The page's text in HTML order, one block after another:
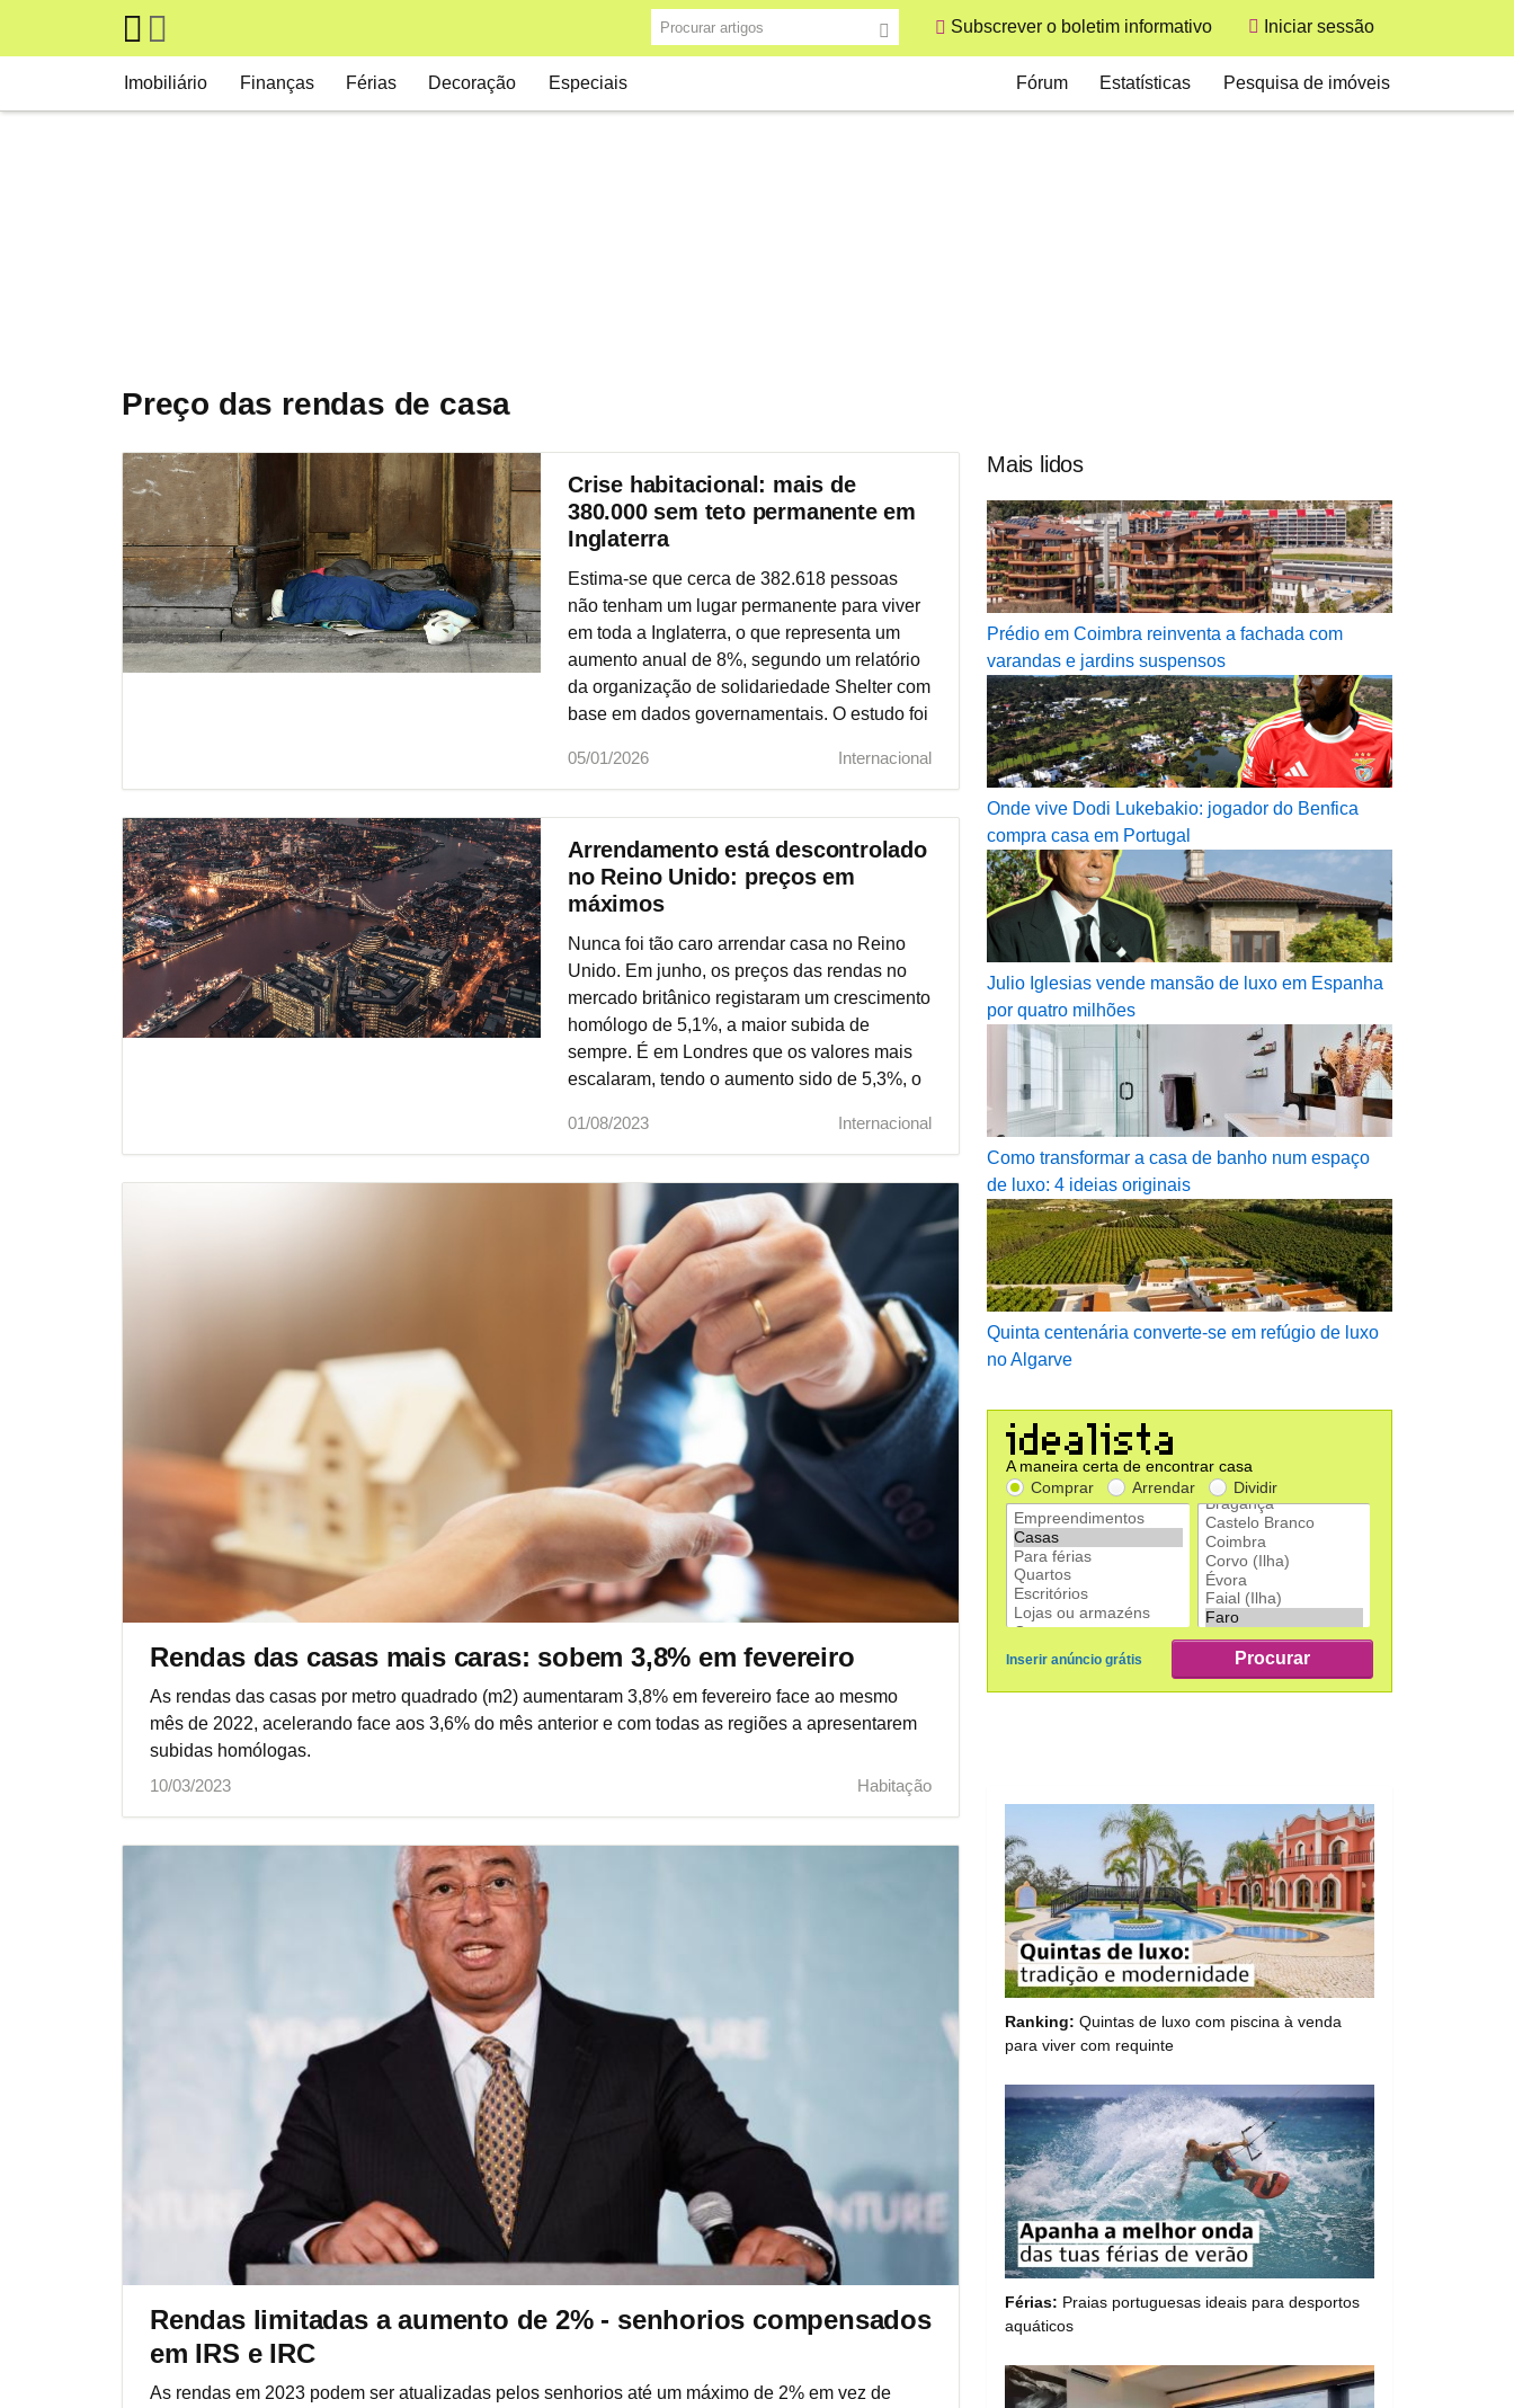
Skip to main content Procurar artigos Subscrever o boletim informativo Iniciar sessão
Main navigation
Imobiliário Finanças Férias Decoração Especiais
Secondary
Fórum Estatísticas Pesquisa de imóveis
Preço das rendas de casa
Crise habitacional: mais de
380.000 sem teto permanente em
Inglaterra
Estima-se que cerca de 382.618 pessoas
não tenham um lugar permanente para viver
em toda a Inglaterra, o que representa um
aumento anual de 8%, segundo um relatório
da organização de solidariedade Shelter com
base em dados governamentais. O estudo foi
anunciado um pacote de 3.500 milhões de
libras (3.985 milhões de euros à taxa de
câmbio atual) para combater os "sem-abrigo",
incluindo medidas para evitar que as
pessoas percam as suas casas.
05/01/2026 Internacional
Arrendamento está descontrolado
no Reino Unido: preços em
máximos
Nunca foi tão caro arrendar casa no Reino
Unido. Em junho, os preços das rendas no
mercado britânico registaram um crescimento
homólogo de 5,1%, a maior subida de
sempre. É em Londres que os valores mais
escalaram, tendo o aumento sido de 5,3%, o
setembro de 2012, segundo dados do Office
for National Statistics, o gabinete de
estatísticas britânico.
01/08/2023 Internacional
Rendas das casas mais caras: sobem 3,8% em fevereiro
As rendas das casas por metro quadrado (m2) aumentaram 3,8% em fevereiro face ao mesmo
mês de 2022, acelerando face aos 3,6% do mês anterior e com todas as regiões a apresentarem
subidas homólogas.
10/03/2023
Habitação
Rendas limitadas a aumento de 2% - senhorios compensados
em IRS e IRC
As rendas em 2023 podem ser atualizadas pelos senhorios até um máximo de 2% em vez de
Mais lidos
Prédio em Coimbra reinventa a fachada com
varandas e jardins suspensos
Onde vive Dodi Lukebakio: jogador do Benfica
compra casa em Portugal
Julio Iglesias vende mansão de luxo em Espanha
por quatro milhões
Como transformar a casa de banho num espaço
de luxo: 4 ideias originais
Quinta centenária converte-se em refúgio de luxo
no Algarve
Ranking: Quintas de luxo com piscina à venda
para viver com requinte
Férias: Praias portuguesas ideais para desportos
aquáticos